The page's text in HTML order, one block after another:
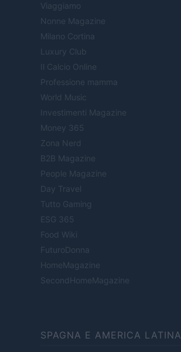
Viaggiamo
Nonne Magazine
Milano Cortina
Luxury Club
Il Calcio Online
Professione mamma
World Music
Investimenti Magazine
Money 365
Zona Nerd
B2B Magazine
People Magazine
Day Travel
Tutto Gaming
ESG 365
Food Wiki
FuturoDonna
HomeMagazine
SecondHomeMagazine
SPAGNA E AMERICA LATINA